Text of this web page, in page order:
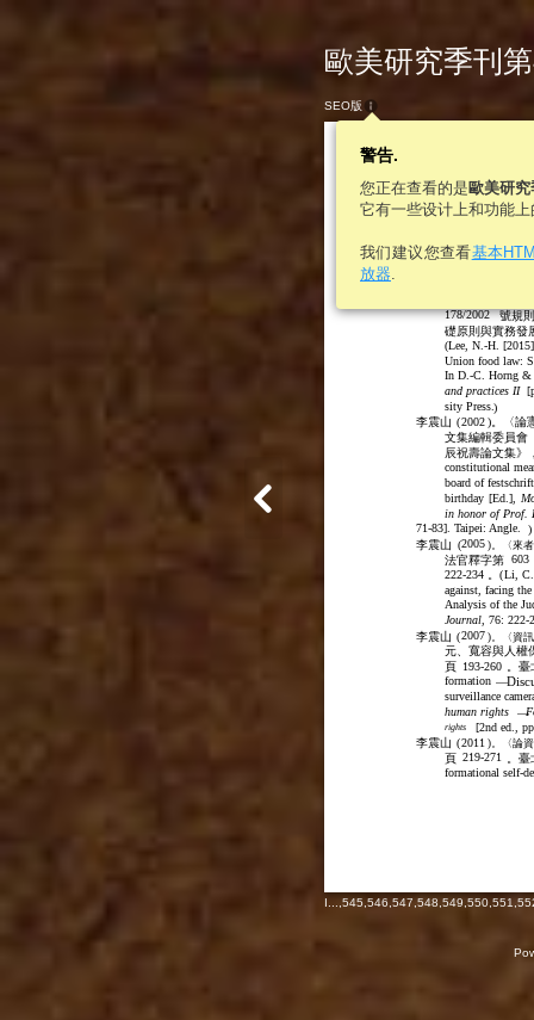
歐美研究季刊
178/2002
號規
礎原則與實務發
(Lee, N.-H.
Union food law:
In D.-C. Horng &
and practices II
sity Press.)
李震山 (2002)。〈論
文集編輯委員會
辰祝壽論文集》
constitutional
board of
birthday [Ed.],
in honor of Prof.
71-83]. Taipei: Angle.
)
李震山 (2005 )。〈來
法官釋字第 603
222-234
。(Li,
against, facing
Analysis of the
Journal , 76: 222-
李震山 (2007 )。〈資
元、寬容與人權
頁 193-260
。
formation —
surveillance
human rights
—
rights
[2nd ed.,
李震山 (2011 )。〈論
頁 219-271
。
formational self-
SEO版
警告.
您正在查看的是歐美研
它有一些设计上和功能
我们建议您查看基本
放器
I 545 546 547 548 549 550 551